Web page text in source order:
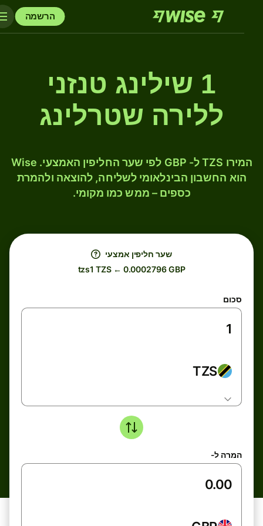
הרשמה
1 שילינג טנזני
ללירה שטרלינג
המירו TZS ל- GBP לפי שער החליפין האמצעי. Wise
הוא החשבון הבינלאומי לשליחה, להוצאה ולהמרת
כספים – ממש כמו מקומי.
שער חליפין אמצעי
tzs1 TZS ← 0.0002796 GBP
סכום
TZS
המרה ל-